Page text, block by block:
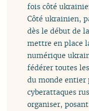
fois côté
Côté ukrainien,
dès le début de
mettre en place
numérique
fédérer toutes
du monde entier
cyberattaques
organiser,